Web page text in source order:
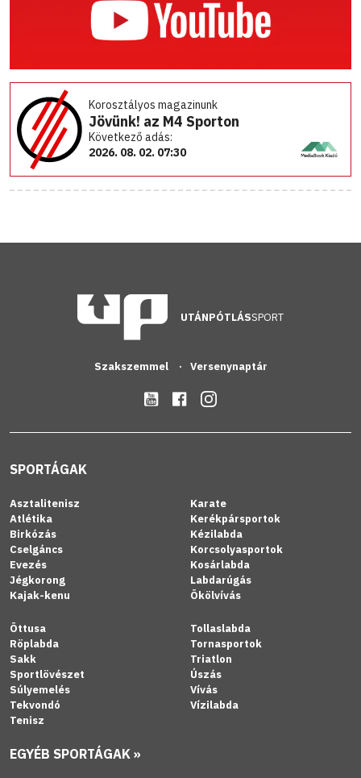
Korosztályos magazinunk
Jövünk! az M4 Sporton
Következő adás:
2026. 08. 02. 07:30
UTÁNPÓTLÁSSPORT
Szakszemmel Versenynaptár
SPORTÁGAK
Asztalitenisz
Atlétika
Birkózás
Cselgáncs
Evezés
Jégkorong
Kajak-kenu
Karate
Kerékpársportok
Kézilabda
Korcsolyasportok
Kosárlabda
Labdarúgás
Ökölvívás
Öttusa
Röplabda
Sakk
Sportlövészet
Súlyemelés
Tekvondó
Tenisz
Tollaslabda
Tornasportok
Triatlon
Úszás
Vívás
Vízilabda
EGYÉB SPORTÁGAK »